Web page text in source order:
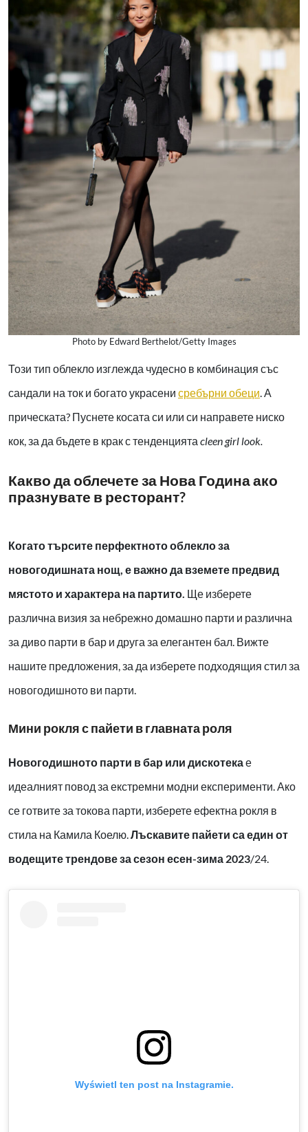
Photo by Edward Berthelot/Getty Images
Този тип облекло изглежда чудесно в комбинация със
сандали на ток и богато украсени сребърни обеци. А
прическата? Пуснете косата си или си направете ниско
кок, за да бъдете в крак с тенденцията cleen girl look.
Какво да облечете за Нова Година ако
празнувате в ресторант?
Когато търсите перфектното облекло за
новогодишната нощ, е важно да вземете предвид
мястото и характера на партито. Ще изберете
различна визия за небрежно домашно парти и различна
за диво парти в бар и друга за елегантен бал. Вижте
нашите предложения, за да изберете подходящия стил за
новогодишното ви парти.
Мини рокля с пайети в главната роля
Новогодишното парти в бар или дискотекае
идеалният повод за екстремни модни експерименти. Ако
се готвите за токова парти, изберете ефектна рокля в
стила на Камила Коелю.Лъскавите пайети са един от
водещите трендове за сезон есен-зима 2023/24.
Wyświetl ten post na Instagramie.